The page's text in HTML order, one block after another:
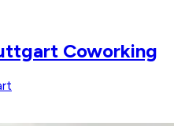
Coworking